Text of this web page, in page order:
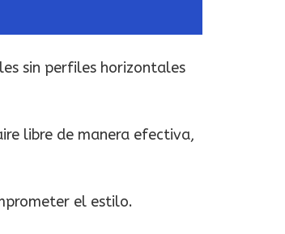
sin perfiles horizontales
libre de manera efectiva,
el estilo.